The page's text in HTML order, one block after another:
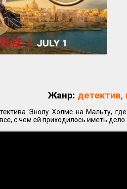
Жанр: детектив,
Энолу Холмс на Мальту,
с чем ей приходилось иметь дело.